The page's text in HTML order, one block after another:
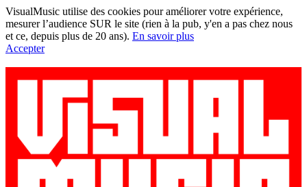
VisualMusic utilise des cookies pour améliorer votre expérience,
mesurer l’audience SUR le site (rien à la pub, y'en a pas chez nous
et ce, depuis plus de 20 ans). En savoir plus
Accepter